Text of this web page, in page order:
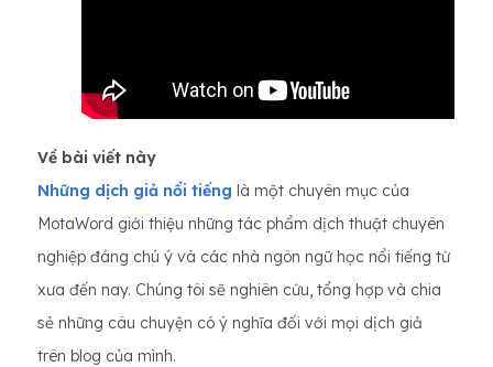
Về bài viết này
Những dịch giả nổi tiếng là một chuyên mục của
MotaWord giới thiệu những tác phẩm dịch thuật chuyên
nghiệp đáng chú ý và các nhà ngôn ngữ học nổi tiếng từ
xưa đến nay. Chúng tôi sẽ nghiên cứu, tổng hợp và chia
sẻ những câu chuyện có ý nghĩa đối với mọi dịch giả
trên blog của mình.